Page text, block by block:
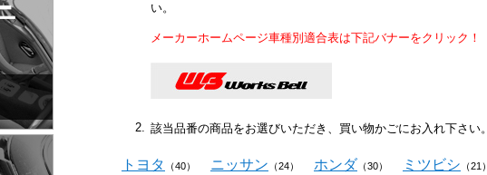
い。
メーカーホームページ車種別適合表は下記バナーをクリック！
2. 該当品番の商品をお選びいただき、買い物かごにお入れ下さい。
トヨタ （40） ニッサン （24） ホンダ （30） ミツビシ （21）